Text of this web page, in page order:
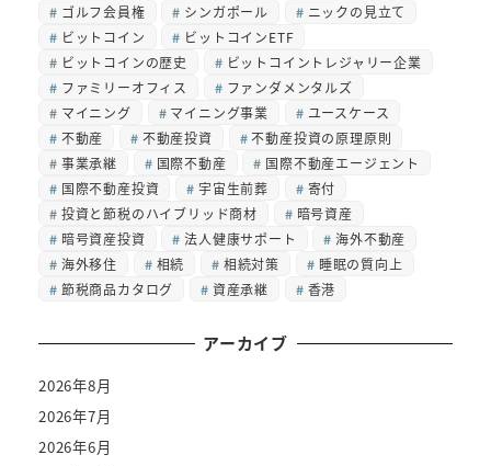
ゴルフ会員権
シンガポール
ニックの見立て
ビットコイン
ビットコインETF
ビットコインの歴史
ビットコイントレジャリー企業
ファミリーオフィス
ファンダメンタルズ
マイニング
マイニング事業
ユースケース
不動産
不動産投資
不動産投資の原理原則
事業承継
国際不動産
国際不動産エージェント
国際不動産投資
宇宙生前葬
寄付
投資と節税のハイブリッド商材
暗号資産
暗号資産投資
法人健康サポート
海外不動産
海外移住
相続 相続対策
睡眠の質向上
節税商品カタログ
資産承継 香港
アーカイブ
2026年8月
2026年7月
2026年6月